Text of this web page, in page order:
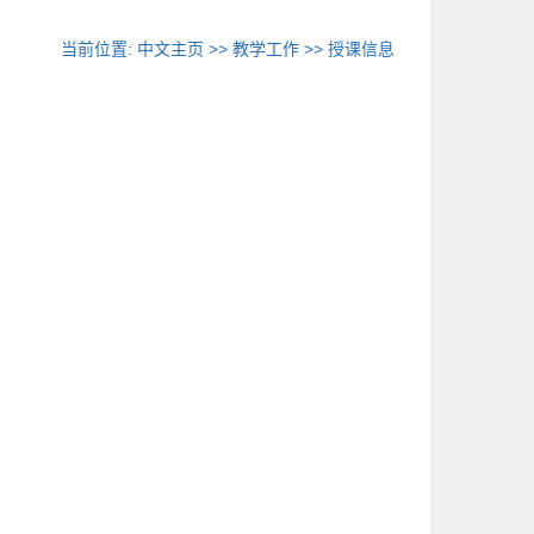
当前位置: 中文主页 >>教学工作 >>授课信息